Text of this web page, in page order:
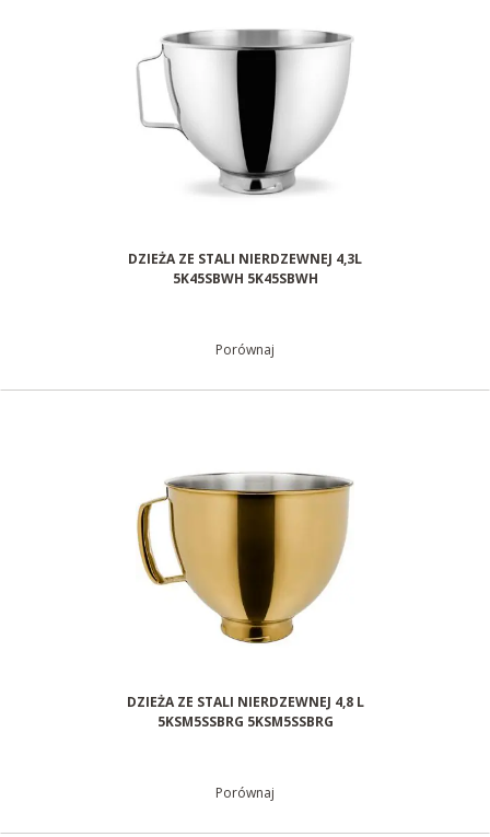
DZIEŻA ZE STALI NIERDZEWNEJ 4,3L
5K45SBWH 5K45SBWH
Porównaj
DZIEŻA ZE STALI NIERDZEWNEJ 4,8 L
5KSM5SSBRG 5KSM5SSBRG
Porównaj